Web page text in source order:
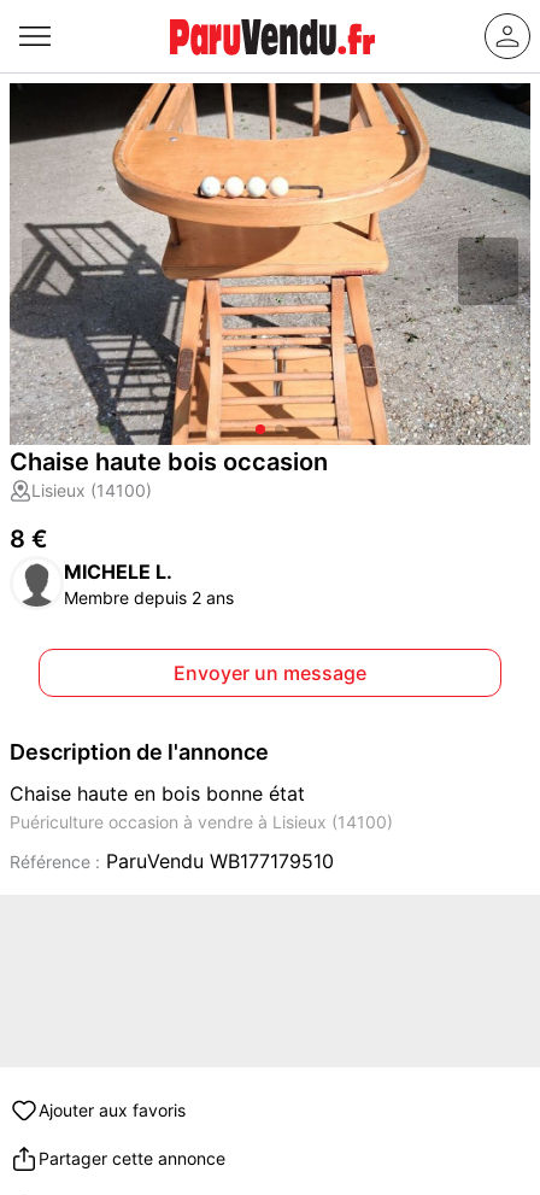
Chaise haute bois occasion
Lisieux (14100)
8 €
MICHELE L.
Membre depuis 2 ans
Envoyer un message
Description de l'annonce
Chaise haute en bois bonne état
Puériculture occasion à vendre à Lisieux (14100)
Référence : ParuVendu WB177179510
Ajouter aux favoris
Partager cette annonce